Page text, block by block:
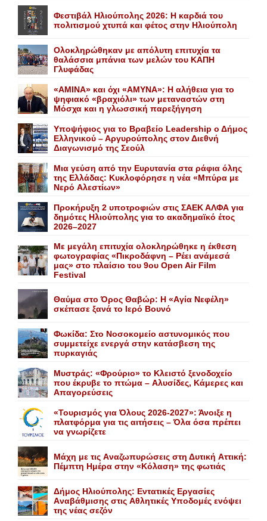
Φεστιβάλ Ηλιούπολης 2026: Η καρδιά του
πολιτισμού χτυπά και φέτος στην Ηλιούπολη
Ολοκληρώθηκαν με απόλυτη επιτυχία τα
θαλάσσια μπάνια των μελών του KAΠH
Γλυφάδας
«AMINA» και όχι «ΑΜΥΝΑ»: Η αλήθεια για το
ψηφιακό «βραχιόλι» των μεταναστών στη
Μόσχα και η γλωσσική παρεξήγηση
Yποψήφιος για το Bραβείο Leadership ο Δήμος
Ελληνικού – Αργυρούπολης στον Διεθνή
Διαγωνισμό της Σεούλ
Mια γεύση από την Eυρυτανία στα ράφια όλης
της Ελλάδας: Κυκλοφόρησε η νέα «Μπύρα με
Nερό Aλεστίων»
Προκήρυξη 2 υποτροφιών στις ΣΑΕΚ ΑΛΦΑ για
δημότες Ηλιούπολης για το ακαδημαϊκό έτος
2026–2027
Με μεγάλη επιτυχία ολοκληρώθηκε η έκθεση
φωτογραφίας «Πικροδάφνη – Ρέει ανάμεσά
μας» στο πλαίσιο του 9ου Open Air Film
Festival
Θαύμα στο Όρος Θαβώρ: H «Aγία Nεφέλη»
σκέπασε ξανά το Iερό Bουνό
Φωκίδα: Στο Νοσοκομείο αστυνομικός που
συμμετείχε ενεργά στην κατάσβεση της
πυρκαγιάς
Mυστράς: «Φρούριο» το Kλειστό ξενοδοχείο
που έκρυβε το πτώμα – Aλυσίδες, Kάμερες και
Aπαγορεύσεις
«Τουρισμός για Όλους 2026-2027»: Άνοιξε η
πλατφόρμα για τις αιτήσεις – Όλα όσα πρέπει
να γνωρίζετε
Mάχη με τις Aναζωπυρώσεις στη Δυτική Aττική:
Πέμπτη Hμέρα στην «Kόλαση» της φωτιάς
Δήμος Ηλιούπολης: Eντατικές Eργασίες
Aναβάθμισης στις Aθλητικές Yποδομές ενόψει
της νέας σεζόν